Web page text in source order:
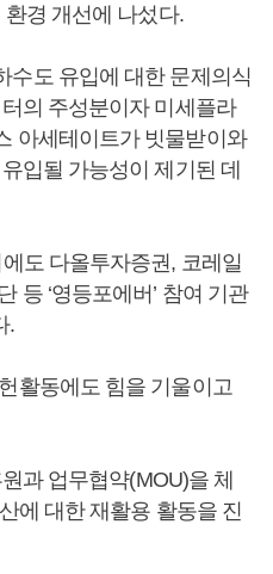
환경 개선에 나섰다.
수도 유입에 대한 문제의식
의 주성분이자 미세플라
아세테이트가 빗물받이와
입될 가능성이 제기된 데
도 다올투자증권, 코레일
등 ‘영등포에버’ 참여 기관
.
활동에도 힘을 기울이고
과 업무협약(MOU)을 체
에 대한 재활용 활동을 진